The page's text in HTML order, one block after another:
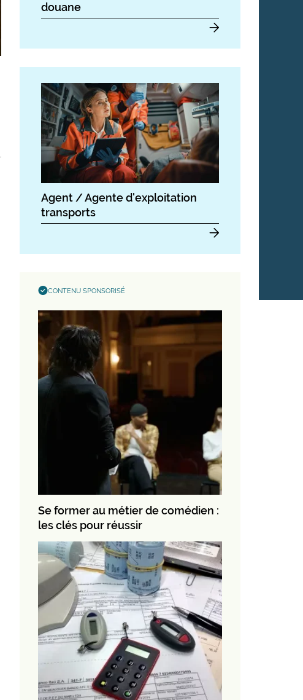
douane
Agent / Agente d'exploitation
transports
CONTENU SPONSORISÉ
Se former au métier de comédien :
les clés pour réussir